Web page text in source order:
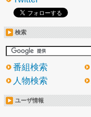
検索
番組検索
人物検索
ユーザ情報